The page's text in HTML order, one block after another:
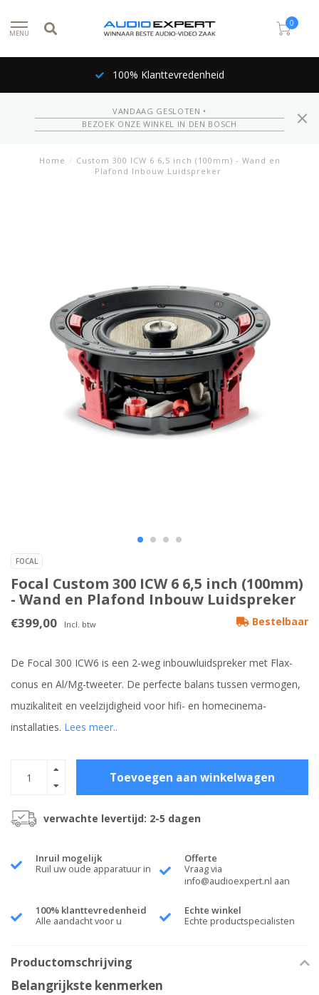
MENU
0
100% Klanttevredenheid
VANDAAG GESLOTEN •
BEZOEK ONZE WINKEL IN DEN BOSCH
Home / Custom 300 ICW 6 6,5 inch (100mm) - Wand en
Plafond Inbouw Luidspreker
FOCAL
Focal Custom 300 ICW 6 6,5 inch (100mm)
- Wand en Plafond Inbouw Luidspreker
€399,00 Incl. btw Bestelbaar
De Focal 300 ICW6 is een 2-weg inbouwluidspreker met Flax-
conus en Al/Mg-tweeter. De perfecte balans tussen vermogen,
muzikaliteit en veelzijdigheid voor hifi- en homecinema-
installaties. Lees meer..
Toevoegen aan winkelwagen
verwachte levertijd: 2-5 dagen
Inruil mogelijk
Ruil uw oude apparatuur in
Offerte
Vraag via
info@audioexpert.nl aan
100% klanttevredenheid
Alle aandacht voor u
Echte winkel
Echte productspecialisten
Productomschrijving
Belangrijkste kenmerken